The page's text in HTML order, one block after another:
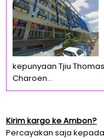
kepunyaan Tjiu
Charoen...
Kirim kargo ke Ambon?
Percayakan saja